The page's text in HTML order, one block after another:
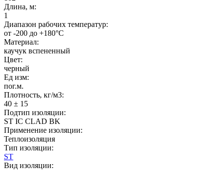
Длина, м:
1
Диапазон рабочих температур:
от -200 до +180°C
Материал:
каучук вспененный
Цвет:
черный
Ед изм:
пог.м.
Плотность, кг/м3:
40 ± 15
Подтип изоляции:
ST IC CLAD BK
Применение изоляции:
Теплоизоляция
Тип изоляции:
ST
Вид изоляции: